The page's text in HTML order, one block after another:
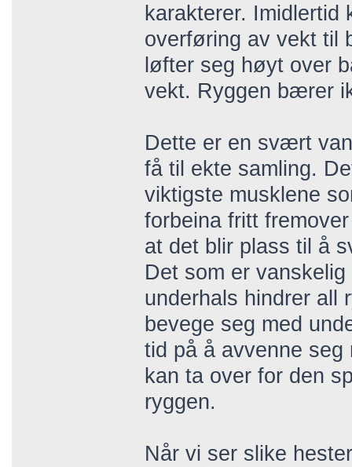
karakterer. Imidlertid
overføring av vekt til
løfter seg høyt over
vekt. Ryggen bærer
Dette er en svært
få til ekte samling.
viktigste musklene
forbeina fritt
at det blir plass til å
Det som er
underhals hindrer all
bevege seg med
tid på å avvenne seg
kan ta over for den
ryggen.
Når vi ser slike